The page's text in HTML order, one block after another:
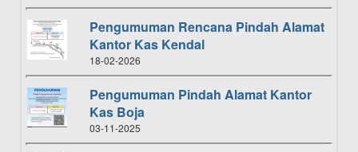
Pengumuman Rencana Pindah Alamat
Kantor Kas Kendal
18-02-2026
Pengumuman Pindah Alamat Kantor
Kas Boja
03-11-2025